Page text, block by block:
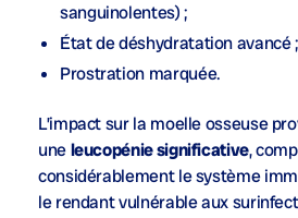
sanguinolentes) ;
État de déshydratation avancé ;
Prostration marquée.
L’impact sur la moelle osseuse
uneleucopénie significative,
considérablement le système
le rendant vulnérable aux